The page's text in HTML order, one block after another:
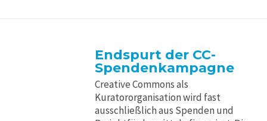
Endspurt der CC-
Spendenkampagne
Creative Commons als
Kuratororganisation wird fast
ausschließlich aus Spenden und